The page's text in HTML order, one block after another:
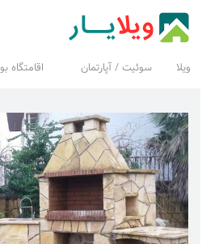
ویلا سوئیت / آپارتمان اقامتگاه